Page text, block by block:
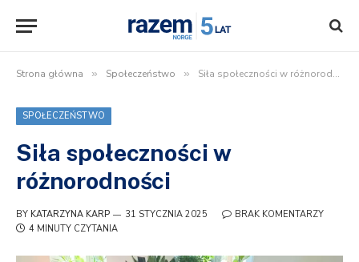
Strona główna » Społeczeństwo » Siła społeczności w różnorodności
SPOŁECZEŃSTWO
Siła społeczności w
różnorodności
BY KATARZYNA KARP 31 STYCZNIA 2025
BRAK KOMENTARZY
4 MINUTY CZYTANIA